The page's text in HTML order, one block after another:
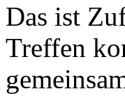
Das ist
Treffen